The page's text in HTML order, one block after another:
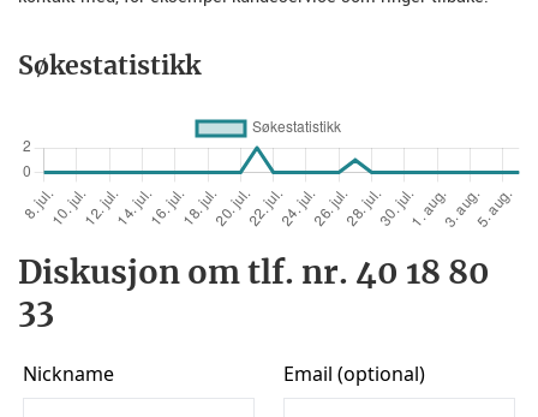
Søkestatistikk
Diskusjon om tlf. nr. 40 18 80
33